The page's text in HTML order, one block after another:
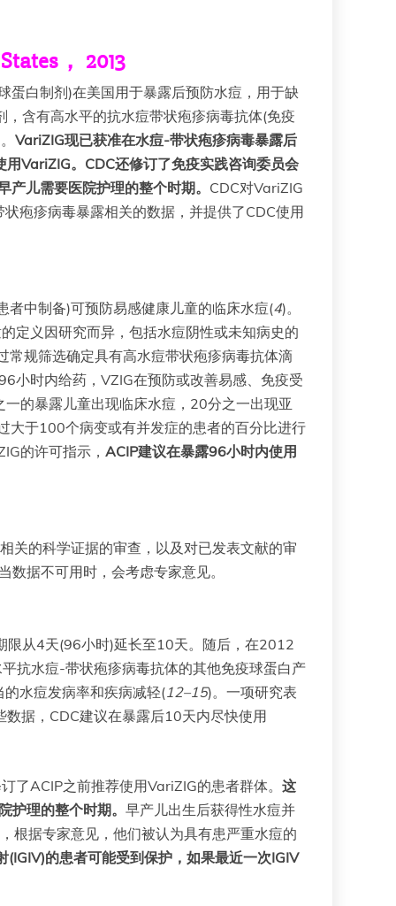
， 2013
白制剂)在美国用于暴露后预防水痘，用于缺
含有高水平的抗水痘带状疱疹病毒抗体(免疫
VariZIG现已获准在水痘-带状疱疹病毒暴露后
VariZIG。CDC还修订了免疫实践咨询委员会
儿需要医院护理的整个时期。 CDC对VariZIG
疱疹病毒暴露相关的数据，并提供了CDC使用
中制备)可预防易感健康儿童的临床水痘(4)。
定义因研究而异，包括水痘阴性或未知病史的
常规筛选确定具有高水痘带状疱疹病毒抗体滴
小时内给药，VZIG在预防或改善易感、免疫受
的暴露儿童出现临床水痘，20分之一出现亚
大于100个病变或有并发症的患者的百分比进行
的许可指示， ACIP建议在暴露96小时内使用
关的科学证据的审查，以及对已发表文献的审
据不可用时，会考虑专家意见。
限从4天(96小时)延长至10天。随后，在2012
抗水痘-带状疱疹病毒抗体的其他免疫球蛋白产
水痘发病率和疾病减轻( 12–15)。一项研究表
数据，CDC建议在暴露后10天内尽快使用
了ACIP之前推荐使用VariZIG的患者群体。 这
理的整个时期。 早产儿出生后获得性水痘并
根据专家意见，他们被认为具有患严重水痘的
的患者可能受到保护，如果最近一次IGIV